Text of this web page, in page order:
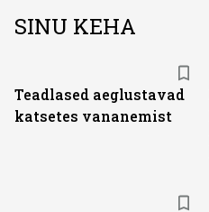
SINU KEHA
Teadlased aeglustavad
katsetes vananemist